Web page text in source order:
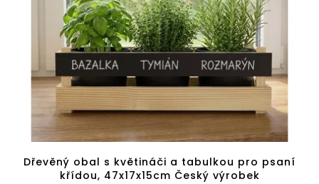
Dřevěný obal s květináči a tabulkou pro psaní
křídou, 47x17x15cm Český výrobek